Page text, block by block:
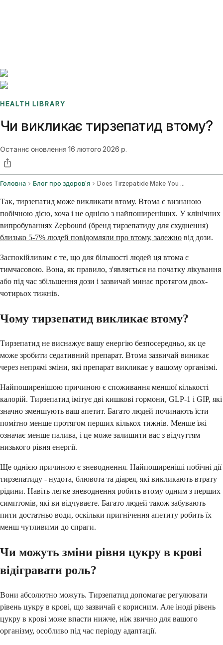
HEALTH LIBRARY
Чи викликає тирзепатид втому?
Останнє оновлення 16 лютого 2026 р.
Головна Блог про здоров'я Does Tirzepatide Make You Tired
Так, тирзепатид може викликати втому. Втома є визнаною
побічною дією, хоча і не однією з найпоширеніших. У клінічних
випробуваннях Zepbound (бренд тирзепатиду для схуднення)
близько 5-7% людей повідомляли про втому, залежно від дози.
Заспокійливим є те, що для більшості людей ця втома є
тимчасовою. Вона, як правило, з'являється на початку лікування
або під час збільшення дози і зазвичай минає протягом двох-
чотирьох тижнів.
Чому тирзепатид викликає втому?
Тирзепатид не виснажує вашу енергію безпосередньо, як це
може зробити седативний препарат. Втома зазвичай виникає
через непрямі зміни, які препарат викликає у вашому організмі.
Найпоширенішою причиною є споживання меншої кількості
калорій. Тирзепатид імітує дві кишкові гормони, GLP-1 і GIP, які
значно зменшують ваш апетит. Багато людей починають їсти
помітно менше протягом перших кількох тижнів. Менше їжі
означає менше палива, і це може залишити вас з відчуттям
низького рівня енергії.
Ще однією причиною є зневоднення. Найпоширеніші побічні дії
тирзепатиду - нудота, блювота та діарея, які викликають втрату
рідини. Навіть легке зневоднення робить втому одним з перших
симптомів, які ви відчуваєте. Багато людей також забувають
пити достатньо води, оскільки пригнічення апетиту робить їх
менш чутливими до спраги.
Чи можуть зміни рівня цукру в крові
відігравати роль?
Вони абсолютно можуть. Тирзепатид допомагає регулювати
рівень цукру в крові, що зазвичай є корисним. Але іноді рівень
цукру в крові може впасти нижче, ніж звично для вашого
організму, особливо під час періоду адаптації.